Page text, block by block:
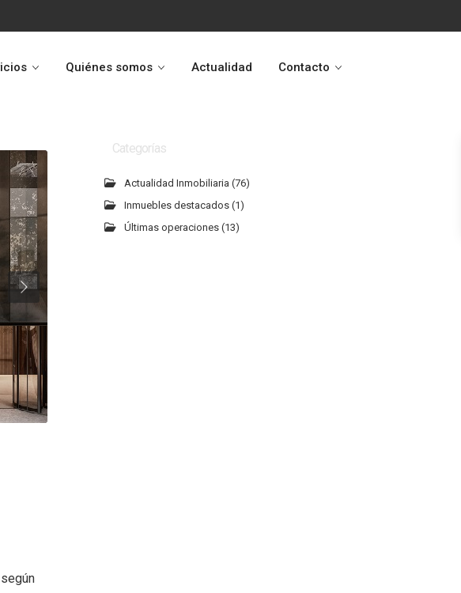
Quiénes somos Actualidad Contacto
Next
Categorías
Actualidad Inmobiliaria (76)
Inmuebles destacados (1)
Últimas operaciones (13)